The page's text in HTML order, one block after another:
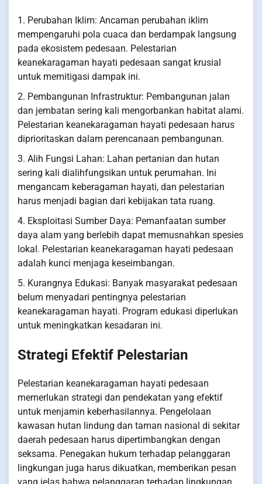
1. Perubahan Iklim: Ancaman perubahan iklim
mempengaruhi pola cuaca dan berdampak langsung
pada ekosistem pedesaan. Pelestarian
keanekaragaman hayati pedesaan sangat krusial
untuk memitigasi dampak ini.
2. Pembangunan Infrastruktur: Pembangunan jalan
dan jembatan sering kali mengorbankan habitat alami.
Pelestarian keanekaragaman hayati pedesaan harus
diprioritaskan dalam perencanaan pembangunan.
3. Alih Fungsi Lahan: Lahan pertanian dan hutan
sering kali dialihfungsikan untuk perumahan. Ini
mengancam keberagaman hayati, dan pelestarian
harus menjadi bagian dari kebijakan tata ruang.
4. Eksploitasi Sumber Daya: Pemanfaatan sumber
daya alam yang berlebih dapat memusnahkan spesies
lokal. Pelestarian keanekaragaman hayati pedesaan
adalah kunci menjaga keseimbangan.
5. Kurangnya Edukasi: Banyak masyarakat pedesaan
belum menyadari pentingnya pelestarian
keanekaragaman hayati. Program edukasi diperlukan
untuk meningkatkan kesadaran ini.
Strategi Efektif Pelestarian
Pelestarian keanekaragaman hayati pedesaan
memerlukan strategi dan pendekatan yang efektif
untuk menjamin keberhasilannya. Pengelolaan
kawasan hutan lindung dan taman nasional di sekitar
daerah pedesaan harus dipertimbangkan dengan
seksama. Penegakan hukum terhadap pelanggaran
lingkungan juga harus dikuatkan, memberikan pesan